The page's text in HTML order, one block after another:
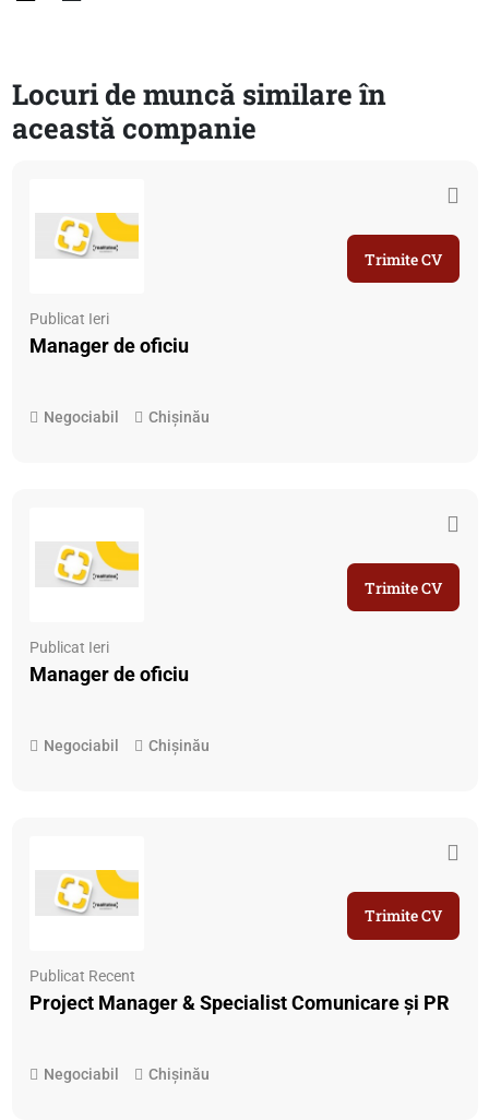
Locuri de muncă similare în
această companie
Publicat Ieri
Manager de oficiu
Negociabil Chișinău
Trimite CV
Publicat Ieri
Manager de oficiu
Negociabil Chișinău
Trimite CV
Publicat Recent
Project Manager & Specialist Comunicare și PR
Negociabil Chișinău
Trimite CV